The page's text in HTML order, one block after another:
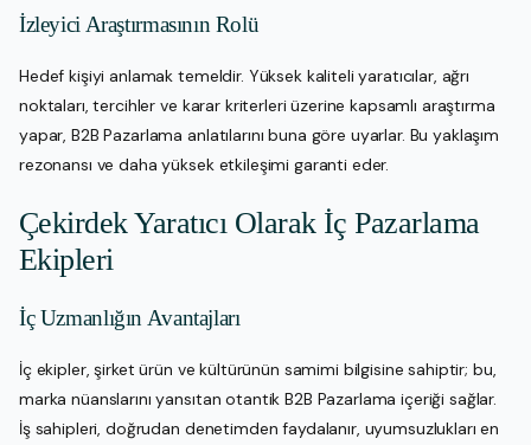
İzleyici Araştırmasının Rolü
Hedef kişiyi anlamak temeldir. Yüksek kaliteli yaratıcılar, ağrı
noktaları, tercihler ve karar kriterleri üzerine kapsamlı araştırma
yapar, B2B Pazarlama anlatılarını buna göre uyarlar. Bu yaklaşım
rezonansı ve daha yüksek etkileşimi garanti eder.
Çekirdek Yaratıcı Olarak İç Pazarlama
Ekipleri
İç Uzmanlığın Avantajları
İç ekipler, şirket ürün ve kültürünün samimi bilgisine sahiptir; bu,
marka nüanslarını yansıtan otantik B2B Pazarlama içeriği sağlar.
İş sahipleri, doğrudan denetimden faydalanır, uyumsuzlukları en